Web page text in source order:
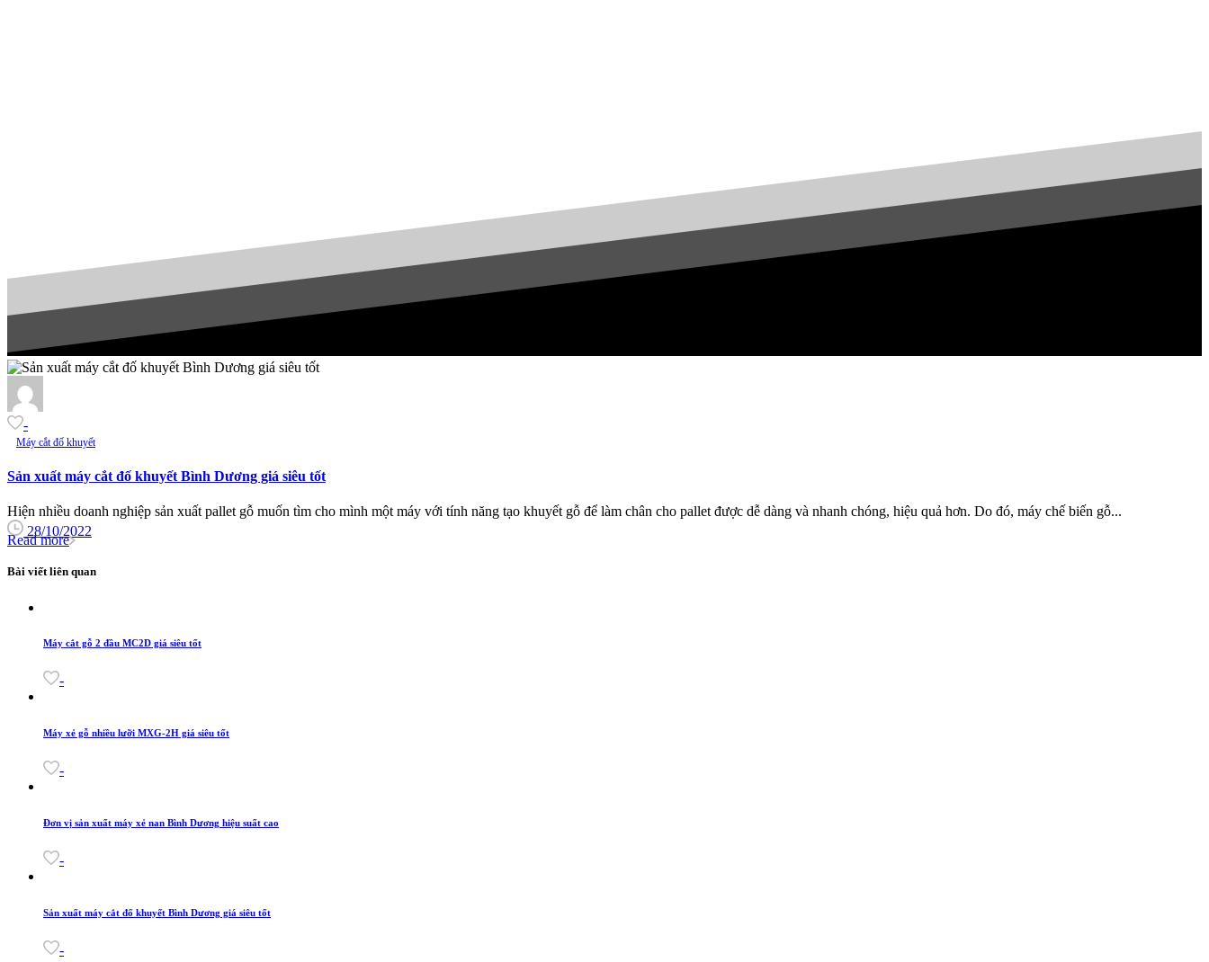
-
Máy cắt đố khuyết
Sản xuất máy cắt đố khuyết Bình Dương giá siêu tốt
Hiện nhiều doanh nghiệp sản xuất pallet gỗ muốn tìm cho mình một máy với tính năng tạo khuyết gỗ để làm chân cho pallet được dễ dàng và nhanh chóng, hiệu quả hơn. Do đó, máy chế biến gỗ...
28/10/2022
Read more
Bài viết liên quan
Máy cắt gỗ 2 đầu MC2D giá siêu tốt
-
Máy xẻ gỗ nhiều lưỡi MXG-2H giá siêu tốt
-
Đơn vị sản xuất máy xẻ nan Bình Dương hiệu suất cao
-
Sản xuất máy cắt đố khuyết Bình Dương giá siêu tốt
-